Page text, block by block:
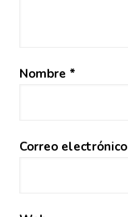
Nombre *
Correo electrónico